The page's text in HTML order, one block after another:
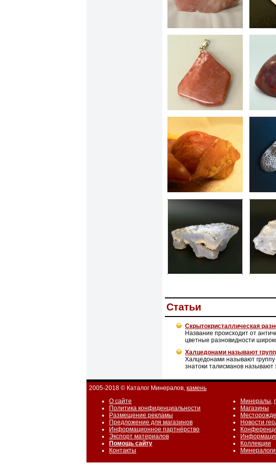
Cтатьи
Скрытокристаллическая
Название происходит от
цветные разновидности
Халцедонами называют
Халцедонами называют
знатоки талисманов
2005-2018 © Каталог Минералов, камень
О сайте
Политика конфиденциальности
Размещение рекламы
Предложение для магазинов
Информационное партнёрство
Экспорт материалов
Помощь сайту
Контакты
Минералы,
Магазины
Новости
Коллекции